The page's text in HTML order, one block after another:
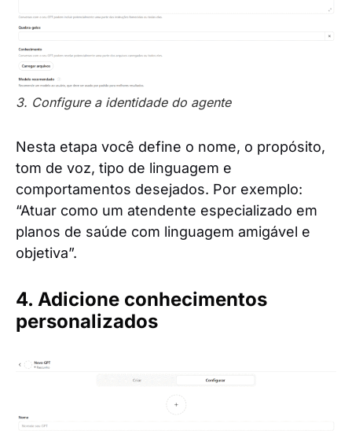
3. Configure a identidade do agente
Nesta etapa você define o nome, o propósito,
tom de voz, tipo de linguagem e
comportamentos desejados. Por exemplo:
“Atuar como um atendente especializado em
planos de saúde com linguagem amigável e
objetiva”.
4. Adicione conhecimentos
personalizados